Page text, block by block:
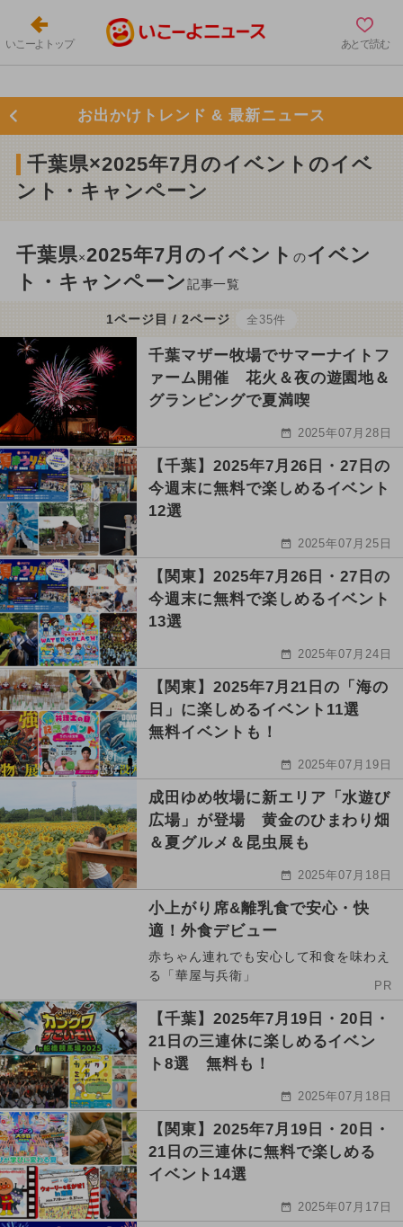
いこーよトップ あとで読む
お出かけトレンド & 最新ニュース
千葉県×2025年7月のイベントのイベ
ント・キャンペーン
千葉県×2025年7月のイベントのイベン
ト・キャンペーン記事一覧
1ページ目 / 2ページ 全35件
千葉マザー牧場でサマーナイトフ
ァーム開催 花火＆夜の遊園地＆
グランピングで夏満喫
2025年07月28日
【千葉】2025年7月26日・27日の
今週末に無料で楽しめるイベント
12選
2025年07月25日
【関東】2025年7月26日・27日の
今週末に無料で楽しめるイベント
13選
2025年07月24日
【関東】2025年7月21日の「海の
日」に楽しめるイベント11選
無料イベントも！
2025年07月19日
成田ゆめ牧場に新エリア「水遊び
広場」が登場 黄金のひまわり畑
＆夏グルメ＆昆虫展も
2025年07月18日
小上がり席&離乳食で安心・快
適！外食デビュー
赤ちゃん連れでも安心して和食を味わえ
る「華屋与兵衛」
PR
【千葉】2025年7月19日・20日・
21日の三連休に楽しめるイベン
ト8選 無料も！
2025年07月18日
【関東】2025年7月19日・20日・
21日の三連休に無料で楽しめる
イベント14選
2025年07月17日